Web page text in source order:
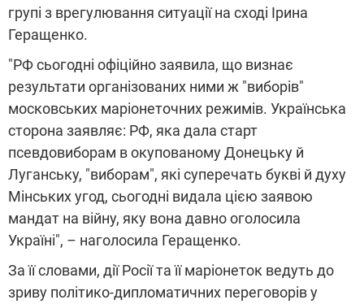
групі з врегулювання ситуації на сході Ірина
Геращенко.
"РФ сьогодні офіційно заявила, що визнає
результати організованих ними ж "виборів"
московських маріонеточних режимів. Українська
сторона заявляє: РФ, яка дала старт
псевдовиборам в окупованому Донецьку й
Луганську, "виборам", які суперечать букві й духу
Мінських угод, сьогодні видала цією заявою
мандат на війну, яку вона давно оголосила
Україні", – наголосила Геращенко.
За її словами, дії Росії та її маріонеток ведуть до
зриву політико-дипломатичних переговорів у